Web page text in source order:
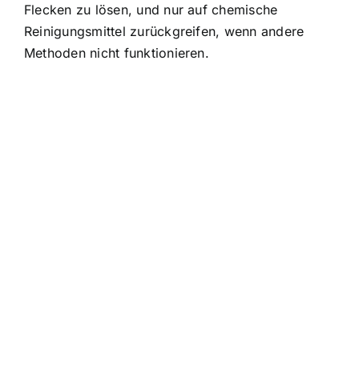
Flecken zu lösen, und nur auf chemische
Reinigungsmittel zurückgreifen, wenn andere
Methoden nicht funktionieren.